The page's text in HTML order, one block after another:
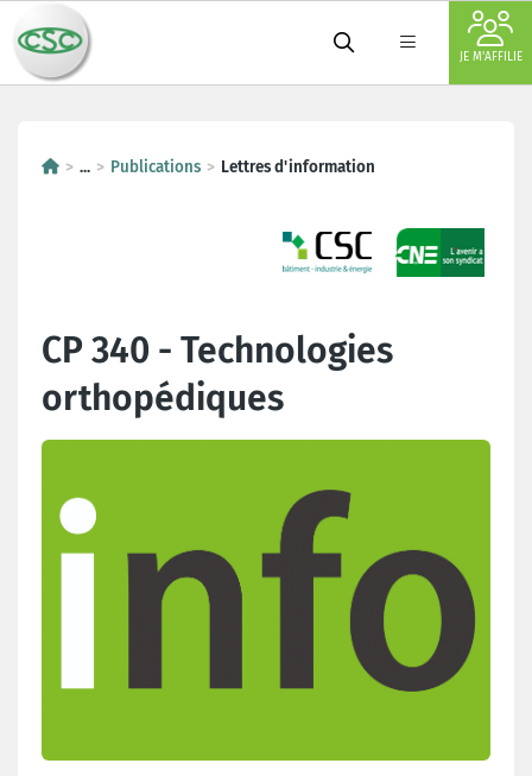
JE M'AFFILIE
... Publications Lettres d'information
CP 340 - Technologies
orthopédiques